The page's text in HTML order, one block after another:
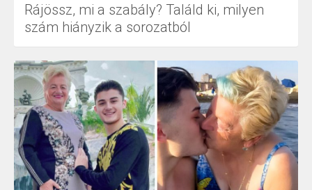
Rájössz, mi a szabály? Találd ki, milyen
szám hiányzik a sorozatból